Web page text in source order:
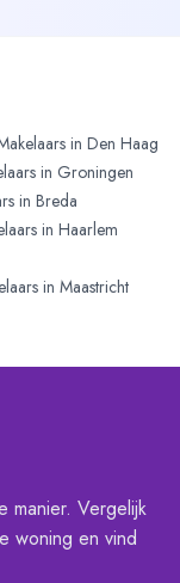
in Den Haag
in Groningen
in Breda
in Haarlem
in Maastricht
manier. Vergelijk
woning en vind